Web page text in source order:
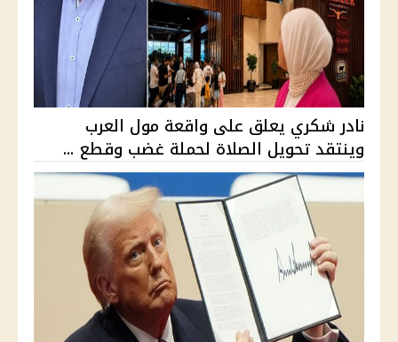
نادر شكري يعلق على واقعة مول العرب
وينتقد تحويل الصلاة لحملة غضب وقطع ...